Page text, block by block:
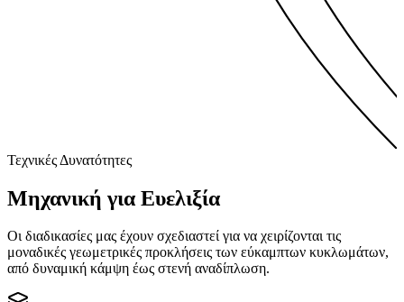
Τεχνικές Δυνατότητες
Μηχανική για Ευελιξία
Οι διαδικασίες μας έχουν σχεδιαστεί για να χειρίζονται τις
μοναδικές γεωμετρικές προκλήσεις των εύκαμπτων κυκλωμάτων,
από δυναμική κάμψη έως στενή αναδίπλωση.